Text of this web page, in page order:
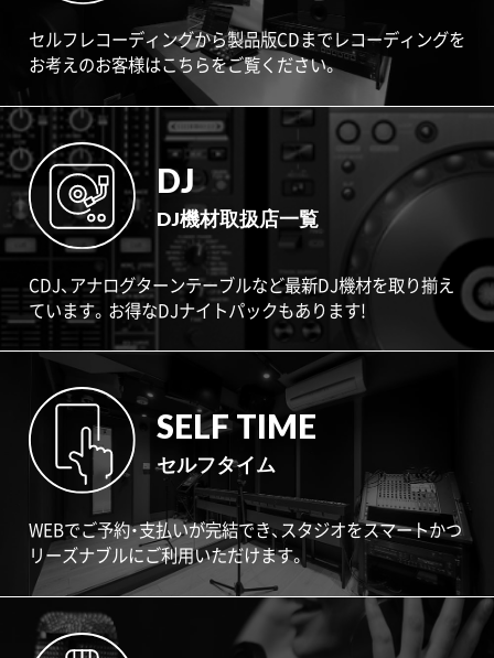
セルフレコーディングから製品版CDまでレコーディングを
お考えのお客様はこちらをご覧ください。
DJ
DJ機材取扱店一覧
CDJ、アナログターンテーブルなど最新DJ機材を取り揃え
ています。お得なDJナイトパックもあります!
SELF TIME
セルフタイム
WEBでご予約・支払いが完結でき、スタジオをスマートかつ
リーズナブルにご利用いただけます。